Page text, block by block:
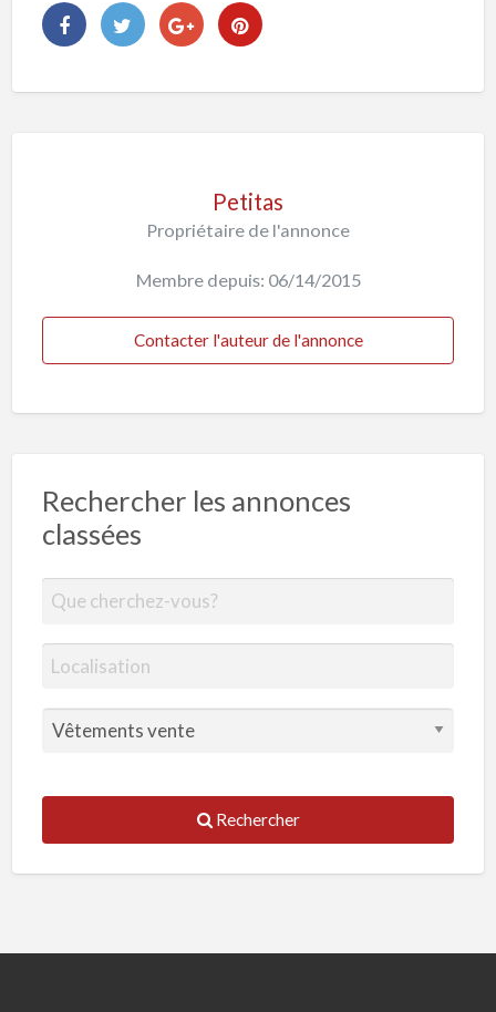
Petitas
Propriétaire de l'annonce
Membre depuis: 06/14/2015
Contacter l'auteur de l'annonce
Rechercher les annonces
classées
Rechercher